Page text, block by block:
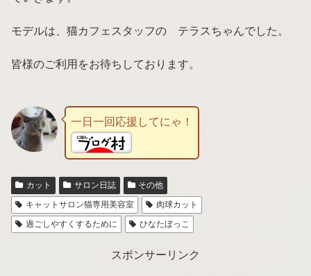
モデルは、猫カフェスタッフの テラスちゃんでした。
皆様のご利用をお待ちしております。
一日一回応援してにゃ！
カット サロン日誌
その他
キャットサロン猫専用美容室
肉球カット
過ごしやすくするために
ひなたぼっこ
スポンサーリンク